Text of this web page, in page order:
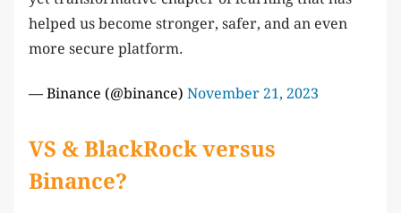
helped us become stronger, safer, and an even
more secure platform.
— Binance (@binance) November 21, 2023
VS & BlackRock versus
Binance?